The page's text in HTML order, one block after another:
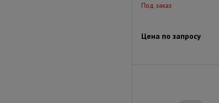
Под заказ
Цена по запросу